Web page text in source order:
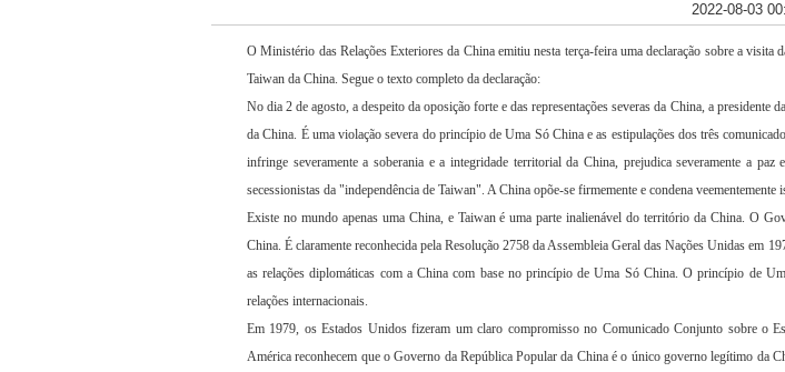
2022-08-03
O Ministério das Relações Exteriores da China emitiu nesta terça-feira uma declaração sobre a
Taiwan da China. Segue o texto completo da declaração:
No dia 2 de agosto, a despeito da oposição forte e das representações severas da China, a
da China. É uma violação severa do princípio de Uma Só China e as estipulações dos três
infringe severamente a soberania e a integridade territorial da China, prejudica severamente a
secessionistas da "independência de Taiwan". A China opõe-se firmemente e condena
Existe no mundo apenas uma China, e Taiwan é uma parte inalienável do território da China. O
China. É claramente reconhecida pela Resolução 2758 da Assembleia Geral das Nações Unidas em
as relações diplomáticas com a China com base no princípio de Uma Só China. O princípio de
relações internacionais.
Em 1979, os Estados Unidos fizeram um claro compromisso no Comunicado Conjunto sobre o
América reconhecem que o Governo da República Popular da China é o único governo legítimo da